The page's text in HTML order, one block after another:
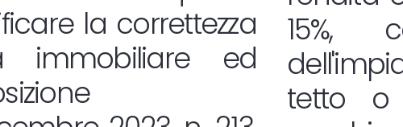
la correttezza
ed
15%,
tetto o